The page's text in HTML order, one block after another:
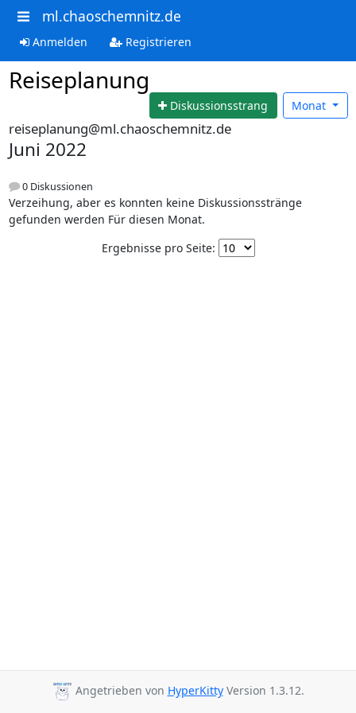
ml.chaoschemnitz.de
Anmelden Registrieren
Reiseplanung
Diskussionsstrang Monat
reiseplanung@ml.chaoschemnitz.de
Juni 2022
0 Diskussionen
Verzeihung, aber es konnten keine Diskussionsstränge
gefunden werden Für diesen Monat.
Ergebnisse pro Seite:
Angetrieben von HyperKittyVersion 1.3.12.